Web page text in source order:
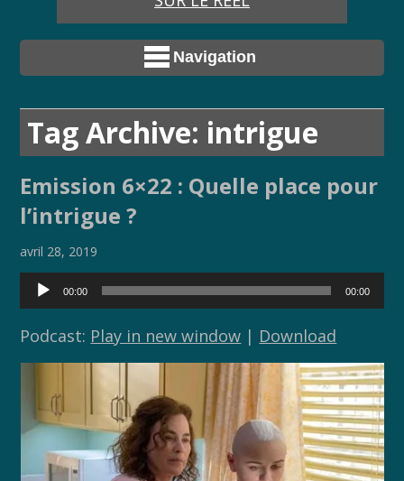
Navigation
Tag Archive: intrigue
Emission 6×22 : Quelle place pour
l’intrigue ?
avril 28, 2019
Lecteur
audio
00:00 00:00
Podcast: Play in new window | Download